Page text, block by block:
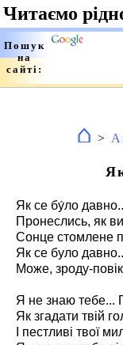
⌂ >
Як се бу́ло
Пронеслись, як
Сонце стомлене
Як се було
Може, зроду-
Я не знаю тебе...
Як згадати твій
І пестливі твої